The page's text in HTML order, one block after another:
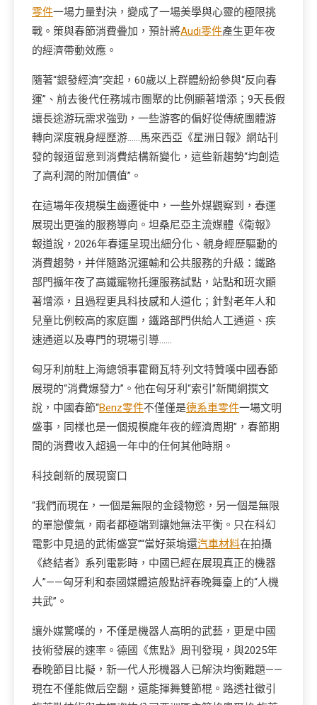
零件一場力量對決，變成了一場美學與心靈的極限挑
戰。策與春節消費疊加，預計將Audi零件產生更年夜
的經濟帶動效應。
隨著“銀發經濟”突起，60歲以上群體紛紛參與“反向春
運”、前去後代任務城市團聚的比例顯著增添；9天長假
讓長途游玩需求強勁，一些游客的偏好從傳統團體游
轉向深度親身經歷游……馬來西亞《星洲日報》網站刊
發的報道留意到消費結構新變化，這些新趨勢“均創造
了高利潤的附加價值”。
在這場年夜規模生齒遷徙中，一些外媒觀察到，春運
展現出更強的服務導向。坦桑尼亞主流媒體《衛報》
報道說，2026年春運呈現出細分化、親身經歷驅動的
消費趨勢，并伴隨路況運輸和公共服務的升級：鐵路
部門擴年夜了高鐵寵物托運服務試點，站點和班次顯
著增添，且過程更具科技感和人道化；針對老年人和
兒童比例較高的家庭團，鐵路部門供給人工通道、疾
速通道以及專門的現場引導……
匈牙利前駐上海總領事霍爾瓦特·列文特贊嘆中國春節
展現的“消費爆發力”。他在匈牙利“索引”新聞網撰文
說，中國春節“Benz零件不僅僅是德系車零件一場文明
盛事，同樣也是一個規模龐年夜的經濟周期”，春節期
間的消費收入超過一年中的任何其他時期。
科技創新的展現窗口
“我們而現在，一個是無限的金錢物慾，另一個是無限
的單戀傻氣，兩者都極端到讓她無法平衡。只在科幻
電影中見過的武術盛宴”“當好萊塢還汽車材料在拍攝
《終結者》系列電影時，中國已經在展現真正的機器
人”——匈牙利和泰國媒體這般點評春晚舞臺上的“人機
共武”。
讓外媒驚嘆的，不僅是機器人高明的武藝，更是中國
技術發展的速率。德國《焦點》周刊發現，與2025年
春晚節目比擬，新一代人形機器人已解決均衡難題——
現在不僅能做后空翻，還能揮舞雙節棍。路透社徵引